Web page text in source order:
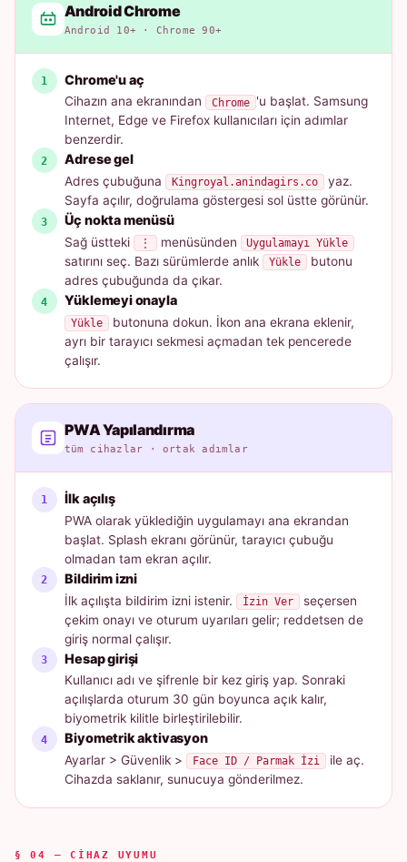
Android Chrome
Android 10+ · Chrome 90+
Chrome'u aç
Cihazın ana ekranından Chrome 'u başlat. Samsung
Internet, Edge ve Firefox kullanıcıları için adımlar
benzerdir.
Adrese gel
Adres çubuğuna Kingroyal.anindagirs.co
yaz.
Sayfa açılır, doğrulama göstergesi sol üstte görünür.
Üç nokta menüsü
Sağ üstteki ⋮ menüsünden Uygulamayı Yükle
satırını seç. Bazı sürümlerde anlık Yükle
butonu
adres çubuğunda da çıkar.
Yüklemeyi onayla
Yükle
butonuna dokun. İkon ana ekrana eklenir,
ayrı bir tarayıcı sekmesi açmadan tek pencerede
çalışır.
PWA Yapılandırma
tüm cihazlar · ortak adımlar
İlk açılış
PWA olarak yüklediğin uygulamayı ana ekrandan
başlat. Splash ekranı görünür, tarayıcı çubuğu
olmadan tam ekran açılır.
Bildirim izni
İlk açılışta bildirim izni istenir. İzin Ver
seçersen
çekim onayı ve oturum uyarıları gelir; reddetsen de
giriş normal çalışır.
Hesap girişi
Kullanıcı adı ve şifrenle bir kez giriş yap. Sonraki
açılışlarda oturum 30 gün boyunca açık kalır,
biyometrik kilitle birleştirilebilir.
Biyometrik aktivasyon
Ayarlar > Güvenlik > Face ID / Parmak İzi
ile aç.
Cihazda saklanır, sunucuya gönderilmez.
§ 04 — CIHAZ UYUMU